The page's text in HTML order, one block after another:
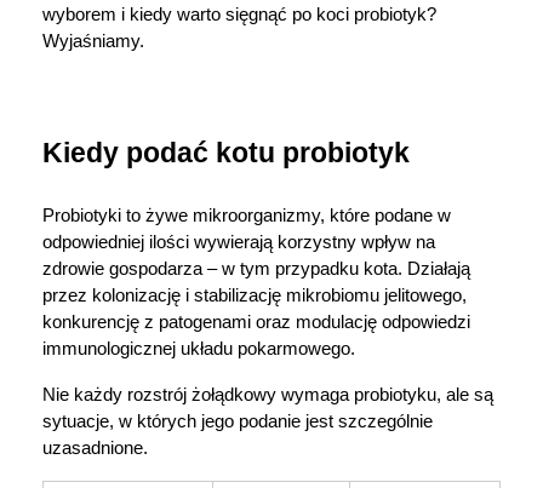
Zdrowy styl życia
Sprzęt medyczny
Motoryzacja
Grupy produktowe
Marki
wyborem i kiedy warto sięgnąć po koci probiotyk?
Wyjaśniamy.
Kiedy podać kotu probiotyk
Probiotyki to żywe mikroorganizmy, które podane w
odpowiedniej ilości wywierają korzystny wpływ na
zdrowie gospodarza – w tym przypadku kota. Działają
przez kolonizację i stabilizację mikrobiomu jelitowego,
konkurencję z patogenami oraz modulację odpowiedzi
immunologicznej układu pokarmowego.
Nie każdy rozstrój żołądkowy wymaga probiotyku, ale są
sytuacje, w których jego podanie jest szczególnie
uzasadnione.